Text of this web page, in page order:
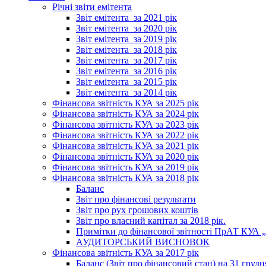
Річні звіти емітента
Звіт емітента_за 2021 рік
Звіт емітента_за 2020 рік
Звіт емітента_за 2019 рік
Звіт емітента_за 2018 рік
Звіт емітента_за 2017 рік
Звіт емітента_за 2016 рік
Звіт емітента_за 2015 рік
Звіт емітента_за 2014 рік
Фінансова звітність КУА за 2025 рік
Фінансова звітність КУА за 2024 рік
Фінансова звітність КУА за 2023 рік
Фінансова звітність КУА за 2022 рік
Фінансова звітність КУА за 2021 рік
Фінансова звітність КУА за 2020 рік
Фінансова звітність КУА за 2019 рік
Фінансова звітність КУА за 2018 рік
Баланс
Звіт про фінансові результати
Звіт про рух грошових коштів
Звіт про власний капітал за 2018 рік.
Примітки до фінансової звітності ПрАТ КУА
АУДИТОРСЬКИЙ ВИСНОВОК
Фінансова звітність КУА за 2017 рік
Баланс (Звіт про фінансовий стан) на 31